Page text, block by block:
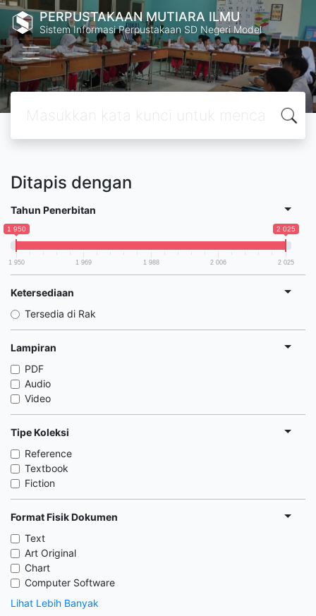
PERPUSTAKAAN MUTIARA ILMU
Sistem Informasi Perpustakaan SD Negeri Model
Ditapis dengan
Tahun Penerbitan
1 950 2 025
1 950 1 969 1 988 2 006 2 025
Ketersediaan
Tersedia di Rak
Lampiran
PDF
Audio
Video
Tipe Koleksi
Reference
Textbook
Fiction
Format Fisik Dokumen
Text
Art Original
Chart
Computer Software
Lihat Lebih Banyak